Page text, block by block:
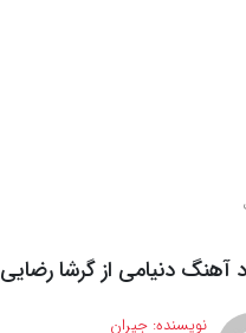
آهنگ دنیامی از گرشا رضایی
نویسنده: جیران